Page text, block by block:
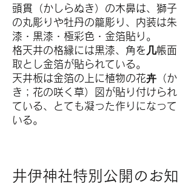
頭貫（かしらぬき）の木鼻は、獅子
の丸彫りや牡丹の籠彫り、内装は朱
漆・黒漆・極彩色・金箔貼り。
格天井の格縁には黒漆、角を几帳面
取とし金箔が貼られている。
天井板は金箔の上に植物の花卉（か
き；花の咲く草）図が貼り付けられ
ている、とても凝った作りになって
いる。
井伊神社特別公開のお知